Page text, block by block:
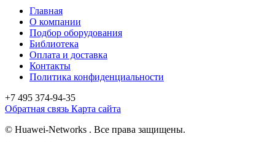
Главная
О компании
Подбор оборудования
Библиотека
Оплата и доставка
Контакты
Политика конфиденциальности
+7 495 374-94-35
Обратная связь Карта сайта
© Huawei-Networks . Все права защищены.